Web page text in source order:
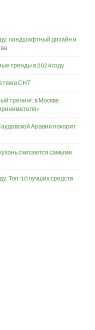
ландшафтный дизайн и
тренды в 2024 году
в СНТ
тренинг: в Москве
Аравии покорит
считаются самыми
Топ-10 лучших средств